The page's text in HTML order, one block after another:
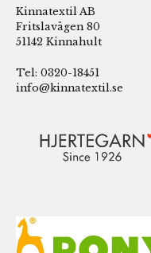
Kinnatextil AB
Fritslavägen 80
51142 Kinnahult
Tel: 0320-18451
info@kinnatextil.se